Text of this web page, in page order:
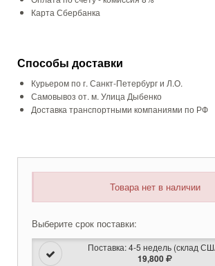
Карта Сбербанка
Способы доставки
Курьером по г. Санкт-Петербург и Л.О.
Самовывоз от. м. Улица Дыбенко
Доставка транспортными компаниями по РФ
Товара нет в наличии
Выберите срок поставки:
Поставка: 4-5 недель (склад
19,800